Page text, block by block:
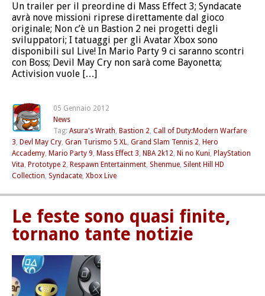
Un trailer per il preordine di Mass Effect 3; Syndacate
avrà nove missioni riprese direttamente dal gioco
originale; Non c’è un Bastion 2 nei progetti degli
sviluppatori; I tatuaggi per gli Avatar Xbox sono
disponibili sul Live! In Mario Party 9 ci saranno scontri
con Boss; Devil May Cry non sarà come Bayonetta;
Activision vuole […]
05 Gennaio 2012
News
Tag: Asura's Wrath, Bastion 2, Call of Duty:Modern Warfare
3, Devl May Cry, Gran Turismo 5 XL, Grand Slam Tennis 2, Hero
Accademy, Mario Party 9, Mass Effect 3, NBA 2k12, Ni no Kuni, PlayStation
Vita, Prototype 2, Respawn Entertainment, Shenmue, Silent Hill HD
Collection, Syndacate, Xbox Live
Le feste sono quasi finite,
tornano tante notizie